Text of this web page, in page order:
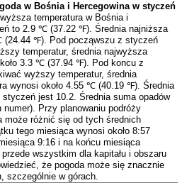
w Bośnia i Hercegowina w styczeń
temperatura w Bośnia i
to 2.9 ℃ (37.22 ℉). Średnia najniższa
(24.44 ℉). Pod począwszu z styczeń
temperatur, średnia najwyższa
3.3 ℃ (37.94 ℉). Pod koncu z
wyższy temperatur, średnia
wynosi około 4.55 ℃ (40.19 ℉). Średnia
styczeń jest 10.2. Średnia suma opadów
numer). Przy planowaniu podróży
może różnić się od tych średnich
tego miesiąca wynosi około 8:57
9:16 i na końcu miesiąca
wszystkim dla kapitału i obszaru
że pogoda może się znacznie
szczególnie w górach.